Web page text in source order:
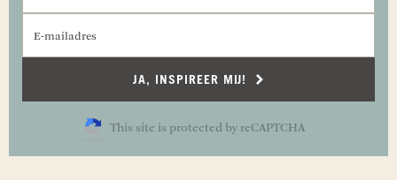
JA, INSPIREER MIJ!
This site is protected by reCAPTCHA